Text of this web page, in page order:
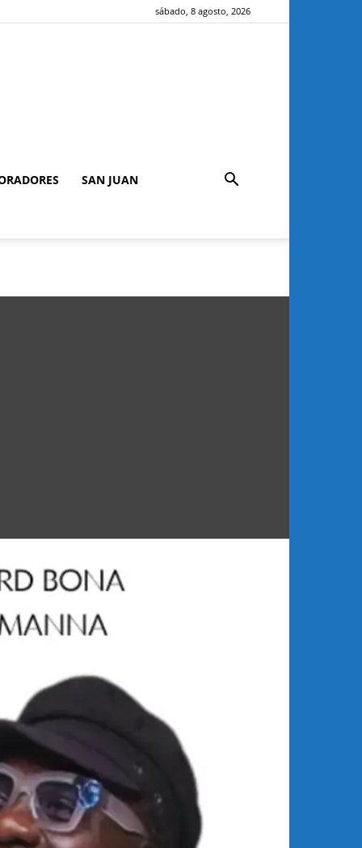
sábado, 8 agosto, 2026
SAN JUAN